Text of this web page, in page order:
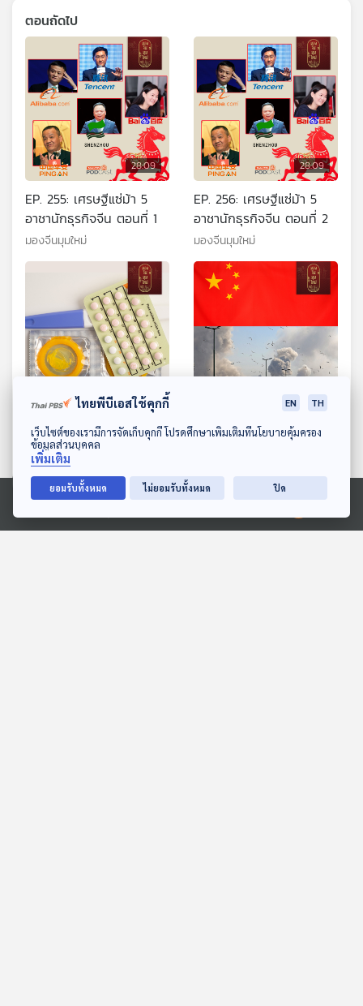
ดาวน์โหลด Thai PBS Podcast Application
Ⓒ 2020 องค์การกระจายเสียงและแพร่ภาพสาธารณะแห่งประเทศไทย
ตอนถัดไป
28:09
EP. 255: เศรษฐีแซ่ม้า 5
อาชานักธุรกิจจีน ตอนที่ 1
มองจีนมุมใหม่
28:09
EP. 256: เศรษฐีแซ่ม้า 5
อาชานักธุรกิจจีน ตอนที่ 2
มองจีนมุมใหม่
EP. 257: แผนขึ้นภาษี 13%
ถุงยางอนามัยและอุปกรณ์
คุมกำเนิด กระตุ้นการเกิด
จีนได้ผลจริงหรือ?
มองจีนมุมใหม่
EP. 258: เมื่อสหรัฐฯจับมือ
อิสราเอล ทำสงครามกับ
สำหรับจีน
ตอนที่เกี่ยวข้อง
ไทยพีบีเอสใช้คุกกี้ EN TH
เว็บไซต์ของเรามีการจัดเก็บคุกกี้ โปรดศึกษาเพิ่มเติมที่นโยบายคุ้มครอง
ข้อมูลส่วนบุคคล
เพิ่มเติม
ยอมรับทั้งหมด ไม่ยอมรับทั้งหมด ปิด